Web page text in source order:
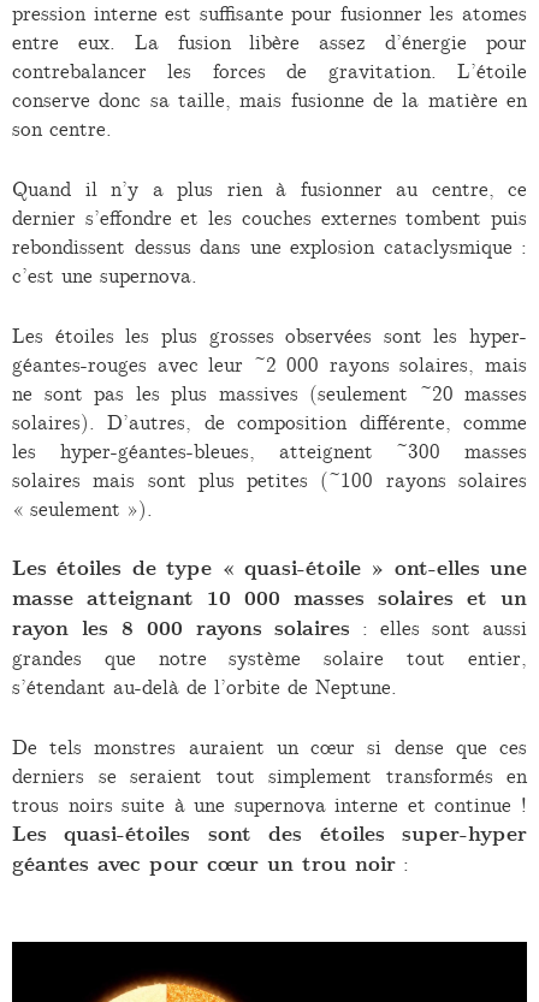
pression interne est suffisante pour fusionner les atomes
entre eux. La fusion libère assez d’énergie pour
contrebalancer les forces de gravitation. L’étoile
conserve donc sa taille, mais fusionne de la matière en
son centre.
Quand il n’y a plus rien à fusionner au centre, ce
dernier s’effondre et les couches externes tombent puis
rebondissent dessus dans une explosion cataclysmique :
c’est une supernova.
Les étoiles les plus grosses observées sont les hyper-
géantes-rouges avec leur ~2 000 rayons solaires, mais
ne sont pas les plus massives (seulement ~20 masses
solaires). D’autres, de composition différente, comme
les hyper-géantes-bleues, atteignent ~300 masses
solaires mais sont plus petites (~100 rayons solaires
« seulement »).
Les étoiles de type « quasi-étoile » ont-elles une
masse atteignant 10 000 masses solaires et un
rayon les 8 000 rayons solaires : elles sont aussi
grandes que notre système solaire tout entier,
s’étendant au-delà de l’orbite de Neptune.
De tels monstres auraient un cœur si dense que ces
derniers se seraient tout simplement transformés en
trous noirs suite à une supernova interne et continue !
Les quasi-étoiles sont des étoiles super-hyper
géantes avec pour cœur un trou noir :